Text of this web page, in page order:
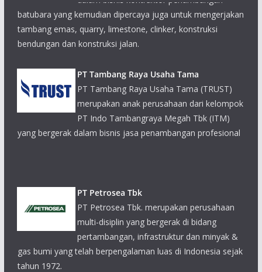
tambang emas, quarry, limestone, clinker, konstruksi
bendungan dan konstruksi jalan.
PT Tambang Raya Usaha Tama
merupakan anak perusahaan dari kelompok
PT Indo Tambangraya Megah Tbk (ITM)
yang bergerak dalam bisnis jasa penambangan profesional
multi-disiplin yang bergerak di bidang
pertambangan, infrastruktur dan minyak &
gas bumi yang telah berpengalaman luas di Indonesia sejak